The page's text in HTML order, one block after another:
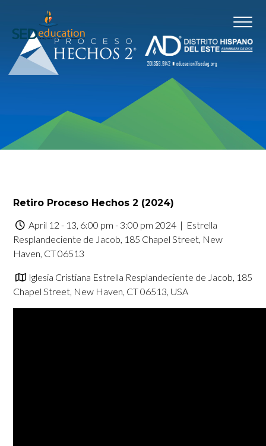
Retiro Proceso Hechos 2 (2024)
April 12 - 13, 6:00 pm - 3:00 pm 2024| Estrella
Resplandeciente de Jacob, 185 Chapel Street, New
Haven, CT 06513
Iglesia Cristiana Estrella Resplandeciente de Jacob, 185
Chapel Street, New Haven, CT 06513, USA